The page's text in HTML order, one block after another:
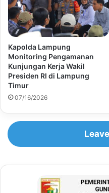
Kapolda Lampung
Monitoring Pengamanan
Kunjungan Kerja Wakil
Presiden RI di Lampung
Timur
07/16/2026